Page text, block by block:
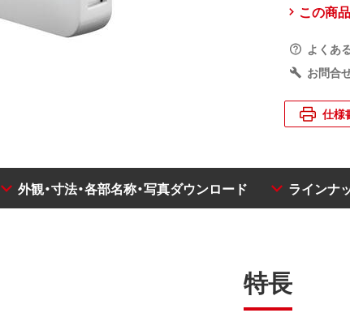
この商
よくあ
お問合
仕様
外観・寸法・各部名称・写真ダウンロード ラインナ
特長